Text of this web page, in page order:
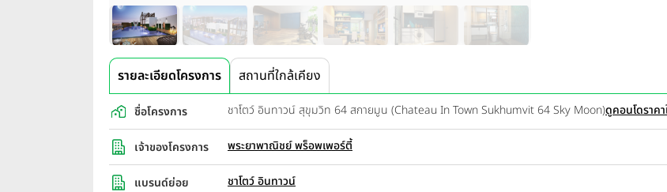
รายละเอียดโครงการ สถานที่ใกล้เคียง
ชื่อโครงการ ชาโตว์ อินทาวน์ สุขุมวิท 64 สกายมูน (Chateau In Town Sukhumvit 64 Sky Moon)ดูคอนโดราค
เจ้าของโครงการ พระยาพาณิชย์ พร็อพเพอร์ตี้
แบรนด์ย่อย ชาโตว์ อินทาวน์